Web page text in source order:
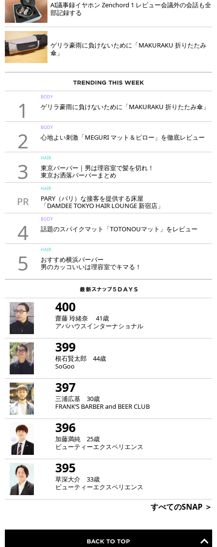
AI議事録イヤホン Zenchord 1 レビュー会議外の会話も全
部記録する
ゲリラ豪雨に負けないために「MAKURAKU 折りたたみ
傘」
1
BODY
ゲリラ豪雨に負けないために「MAKURAKU 折りたたみ傘」
2
BODY
心地よい刺激「MEGURI マット＆ピロー」を徹底レビュー
3
HAIR
東京バーバー｜男は理容室で髪を切れ！
東京お洒落バーバーまとめ
PR
HAIR
PARY（パリ）な接客を提供する床屋
「DAMDEE TOKYO HAIR LOUNGE 新宿店」
4
BODY
話題のスパイクマット「TOTONOUマット」をレビュー
5
HAIR
おすすめ横浜バーバー
男のカッコいいは理容室でキマる！
400
齋藤 玲緒奈 41歳
アバハウスインターナショナル
399
根石賢太郎 44歳
SoGoo
397
三浦広基 30歳
FRANK‘S BARBER and BEER CLUB
396
加藤満純 25歳
ビューティーエクスペリエンス
395
草深大介 33歳
ビューティーエクスペリエンス
すべてのSNAP ＞